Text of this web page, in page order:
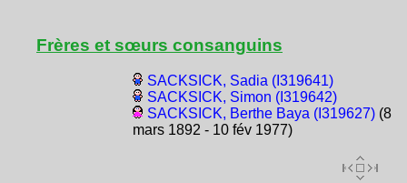
Frères et sœurs consanguins
SACKSICK, Sadia (I319641)
SACKSICK, Simon (I319642)
SACKSICK, Berthe Baya (I319627)(8
mars 1892 - 10 fév 1977)